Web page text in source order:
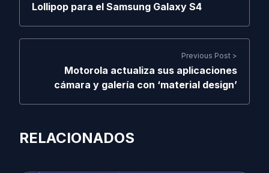
Lollipop para el Samsung Galaxy S4
Previous Post >
Motorola actualiza sus aplicaciones
cámara y galería con ‘material design’
RELACIONADOS